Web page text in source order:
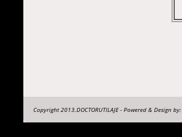
Copyright 2013.DOCTORUTILAJE - Powered & Design by: